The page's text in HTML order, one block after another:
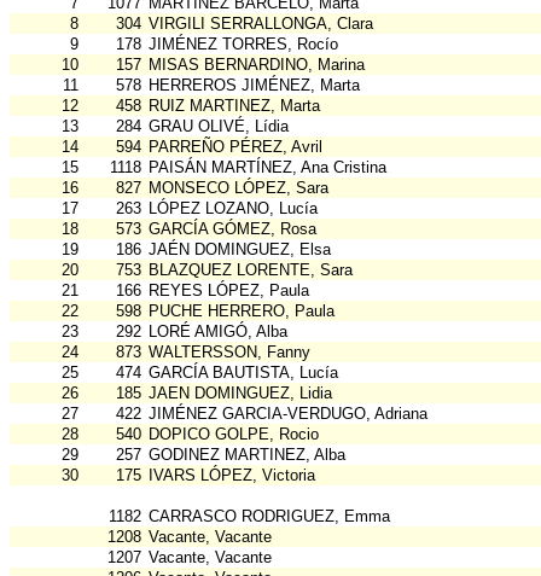
8
304 VIRGILI SERRALLONGA, Clara
9
178 JIMÉNEZ TORRES, Rocío
10
157 MISAS BERNARDINO, Marina
11
578 HERREROS JIMÉNEZ, Marta
12
458 RUIZ MARTINEZ, Marta
13
284 GRAU OLIVÉ, Lídia
14
594 PARREÑO PÉREZ, Avril
15
1118 PAISÁN MARTÍNEZ, Ana Cristina
16
827 MONSECO LÓPEZ, Sara
17
263 LÓPEZ LOZANO, Lucía
18
573 GARCÍA GÓMEZ, Rosa
19
186 JAÉN DOMINGUEZ, Elsa
20
753 BLAZQUEZ LORENTE, Sara
21
166 REYES LÓPEZ, Paula
22
598 PUCHE HERRERO, Paula
23
292 LORÉ AMIGÓ, Alba
24
873 WALTERSSON, Fanny
25
474 GARCÍA BAUTISTA, Lucía
26
185 JAEN DOMINGUEZ, Lidia
27
422 JIMÉNEZ GARCIA-VERDUGO, Adriana
28
540 DOPICO GOLPE, Rocio
29
257 GODINEZ MARTINEZ, Alba
30
175 IVARS LÓPEZ, Victoria
1182 CARRASCO RODRIGUEZ, Emma
1208 Vacante, Vacante
1207 Vacante, Vacante